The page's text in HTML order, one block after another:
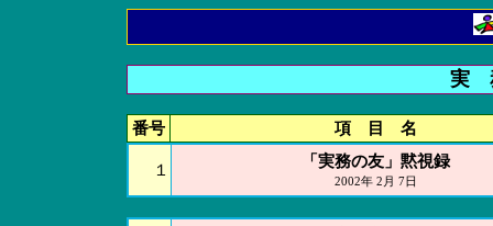
実
番号 項 目 名
１ 「実務の友」黙視録
2002年 2月 7日